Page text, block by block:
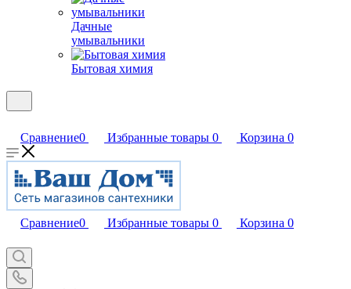
Дачные
умывальники
Бытовая химия
Сравнение0 Избранные товары 0 Корзина 0
Сравнение0 Избранные товары 0 Корзина 0